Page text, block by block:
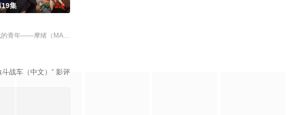
讲
雄并起，众海盗们为了
集 2.0
青年——摩绪（MAO）。因"诅咒"而存活了 900 年的神秘阴阳师。生活在令和时
斗战车（中文）” 影评